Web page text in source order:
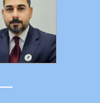
التفاصيل